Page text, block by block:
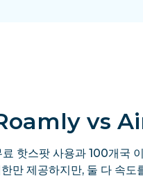
vs
핫스팟 사용과 100개
만 제공하지만, 둘 다 속도